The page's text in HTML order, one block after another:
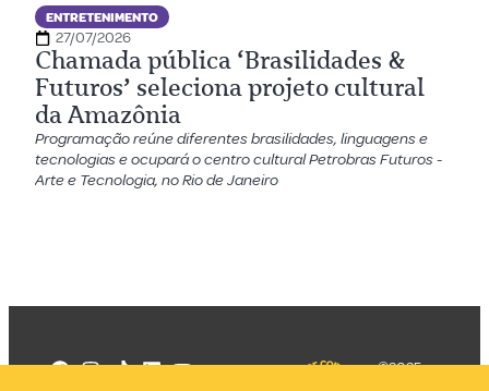
ENTRETENIMENTO
27/07/2026
Chamada pública ‘Brasilidades &
Futuros’ seleciona projeto cultural
da Amazônia
Programação reúne diferentes brasilidades, linguagens e
tecnologias e ocupará o centro cultural Petrobras Futuros -
Arte e Tecnologia, no Rio de Janeiro
©2025